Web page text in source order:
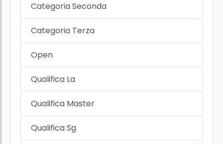
Categoria Seconda
Categoria Terza
Open
Qualifica La
Qualifica Master
Qualifica Sg